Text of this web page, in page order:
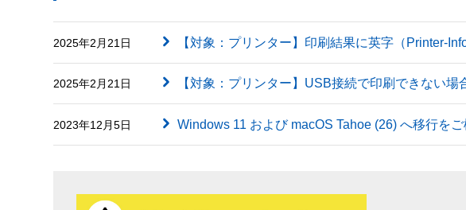
2025年2月21日 【対象：プリンター】印刷結果に英字（Printer-
2025年2月21日 【対象：プリンター】USB接続で印刷できない場
2023年12月5日 Windows 11 および macOS Tahoe (26) へ移行を